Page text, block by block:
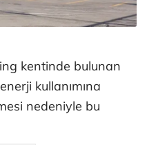
kentinde bulunan
kullanımına
nedeniyle bu